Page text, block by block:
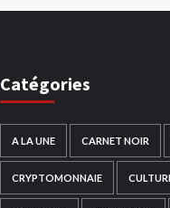
Catégories
A LA UNE CARNET NOIR
CRYPTOMONNAIE